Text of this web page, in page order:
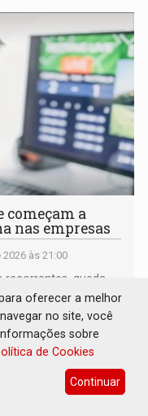
começam a
nas empresas
às 21:00
recorrentes, queda
salarial
oferecer a melhor
no site, você
sobre
de Cookies
Continuar